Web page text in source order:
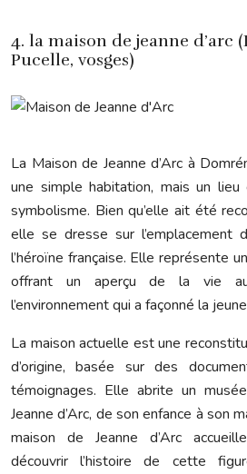
4. la maison de jeanne d’arc
Pucelle, vosges)
La Maison de Jeanne d’Arc à
une simple habitation, mais un lieu
symbolisme. Bien qu’elle ait été
elle se dresse sur l’emplacement
l’héroïne française. Elle représente
offrant un aperçu de la vie
l’environnement qui a façonné la
La maison actuelle est une
d’origine, basée sur des
témoignages. Elle abrite un
Jeanne d’Arc, de son enfance à son
maison de Jeanne d’Arc
découvrir l’histoire de cette